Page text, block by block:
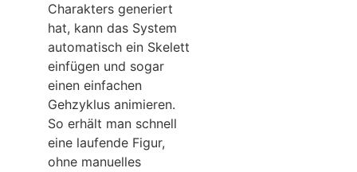
Charakters generiert
hat, kann das System
automatisch ein Skelett
einfügen und sogar
einen einfachen
Gehzyklus animieren.
So erhält man schnell
eine laufende Figur,
ohne manuelles